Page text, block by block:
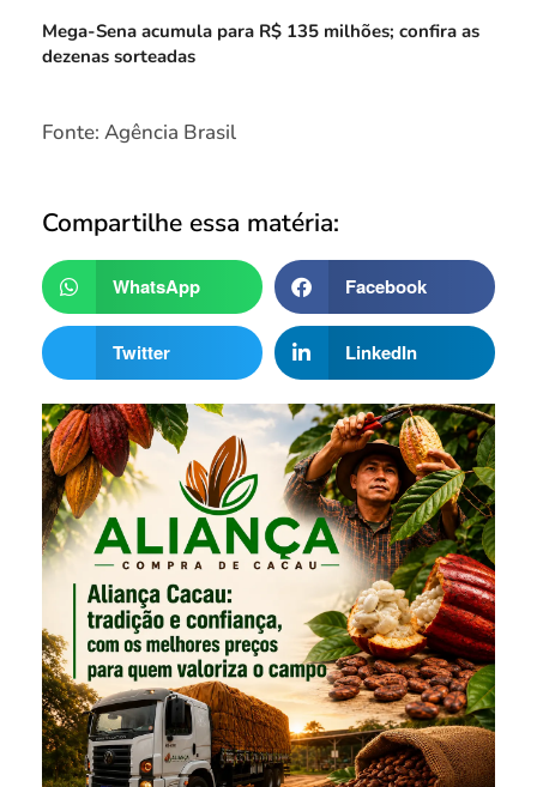
Mega-Sena acumula para R$ 135 milhões; confira as
dezenas sorteadas
Fonte: Agência Brasil
Compartilhe essa matéria:
WhatsApp Facebook
Twitter LinkedIn